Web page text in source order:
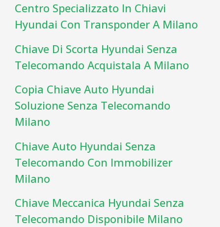
Centro Specializzato In Chiavi
Hyundai Con Transponder A Milano
Chiave Di Scorta Hyundai Senza
Telecomando Acquistala A Milano
Copia Chiave Auto Hyundai
Soluzione Senza Telecomando
Milano
Chiave Auto Hyundai Senza
Telecomando Con Immobilizer
Milano
Chiave Meccanica Hyundai Senza
Telecomando Disponibile Milano